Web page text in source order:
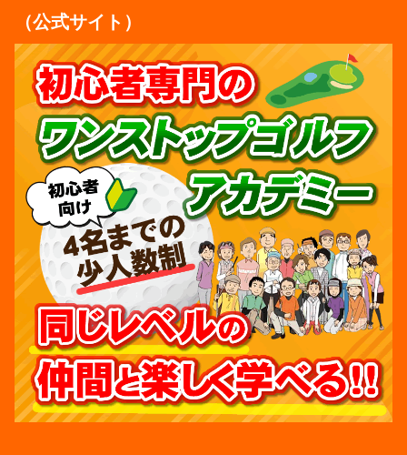
（公式サイト）